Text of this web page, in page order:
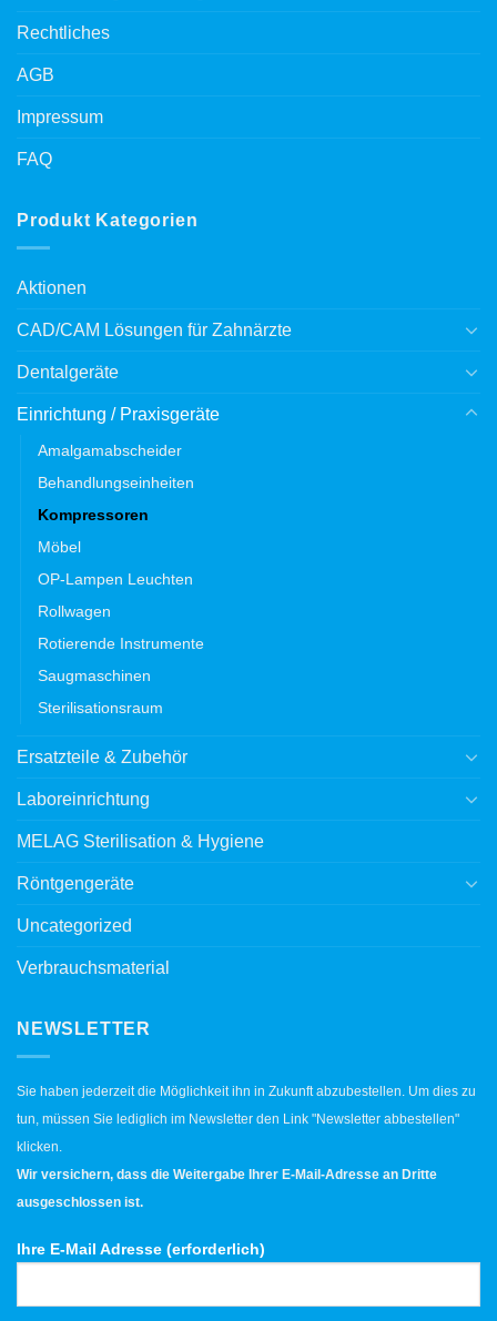
Rechtliches
AGB
Impressum
FAQ
Produkt Kategorien
Aktionen
CAD/CAM Lösungen für Zahnärzte
Dentalgeräte
Einrichtung / Praxisgeräte
Amalgamabscheider
Behandlungseinheiten
Kompressoren
Möbel
OP-Lampen Leuchten
Rollwagen
Rotierende Instrumente
Saugmaschinen
Sterilisationsraum
Ersatzteile & Zubehör
Laboreinrichtung
MELAG Sterilisation & Hygiene
Röntgengeräte
Uncategorized
Verbrauchsmaterial
NEWSLETTER
Sie haben jederzeit die Möglichkeit ihn in Zukunft abzubestellen. Um dies zu
tun, müssen Sie lediglich im Newsletter den Link "Newsletter abbestellen"
klicken.
Wir versichern, dass die Weitergabe Ihrer E-Mail-Adresse an Dritte
ausgeschlossen ist.
Ihre E-Mail Adresse (erforderlich)